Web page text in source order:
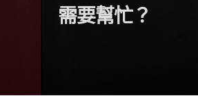
需要幫忙？